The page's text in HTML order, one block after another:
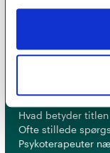
Hvad betyder
Ofte stillede
Psykoterapeuter